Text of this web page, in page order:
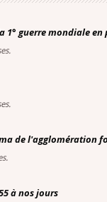
1° guerre mondiale en
de l'agglomération
à nos jours